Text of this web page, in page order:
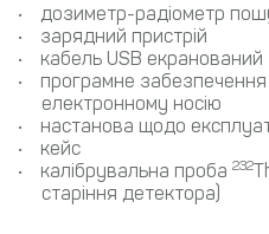
дозиметр-радіометр
зарядний пристрій
кабель USB екранований
програмне
електронному носію
настанова щодо
кейс
калібрувальна проба 232
старіння детектора)